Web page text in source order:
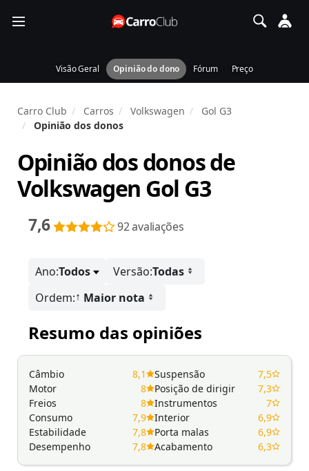
Visão Geral Opinião do dono Fórum Preço
Carro Club Carros Volkswagen
Gol G3
Opinião dos donos
Opinião dos donos de
Volkswagen Gol G3
7,6 92 avaliações
Ano:Todos Versão:Todas
Ordem:↑ Maior nota
Resumo das opiniões
Câmbio
8,1
Motor
8
Freios
8
Consumo
7,9
Estabilidade
7,8
Desempenho
7,8
Suspensão
7,5
Posição de dirigir
7,3
Instrumentos
7
Interior
6,9
Porta malas
6,9
Acabamento
6,3